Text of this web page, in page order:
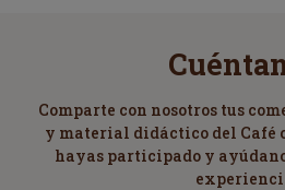
Comparte con nosotros tus
y material didáctico del Café
hayas participado y